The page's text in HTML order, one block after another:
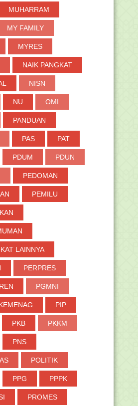
MUHARRAM
MY FAMILY
MYRES
NAIK PANGKAT
NISN
NU OMI
PANDUAN
PAS PAT
PDUM PDUN
PEDOMAN
PEMILU
LAINNYA
PERPRES
PGMNI
PIP
PKB PKKM
PNS
POLITIK
PPG PPPK
PROMES